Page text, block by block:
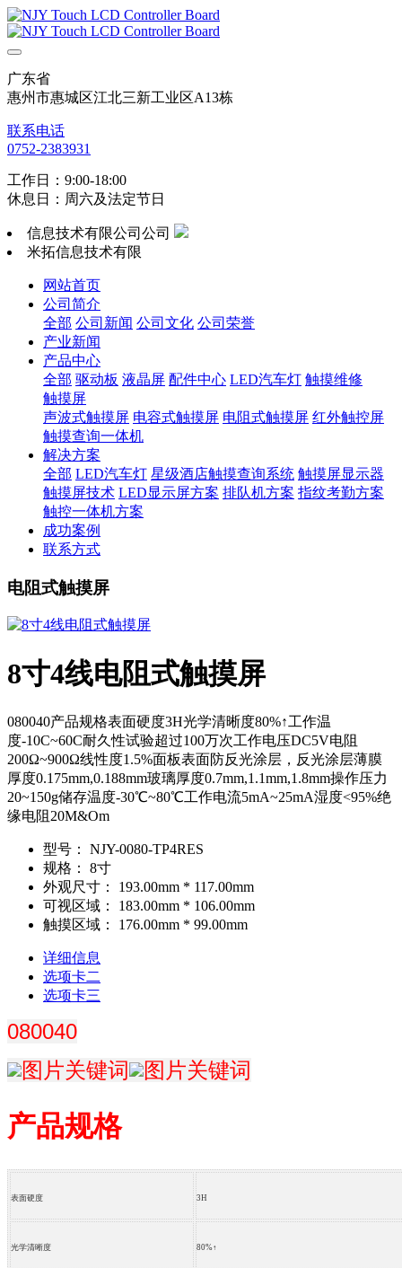
广东省
惠州市惠城区江北三新工业区A13栋
联系电话
0752-2383931
工作日：9:00-18:00
休息日：周六及法定节日
信息技术有限公司公司
米拓信息技术有限
网站首页
公司简介
全部 公司新闻 公司文化 公司荣誉
产业新闻
产品中心
全部 驱动板 液晶屏 配件中心 LED汽车灯 触摸维修
触摸屏
声波式触摸屏 电容式触摸屏 电阻式触摸屏 红外触控屏
触摸查询一体机
解决方案
全部 LED汽车灯 星级酒店触摸查询系统 触摸屏显示器
触摸屏技术 LED显示屏方案 排队机方案 指纹考勤方案
触控一体机方案
成功案例
联系方式
电阻式触摸屏
8寸4线电阻式触摸屏
080040产品规格表面硬度3H光学清晰度80%↑工作温
度-10C~60C耐久性试验超过100万次工作电压DC5V电阻
200Ω~900Ω线性度1.5%面板表面防反光涂层，反光涂层薄膜
厚度0.175mm,0.188mm玻璃厚度0.7mm,1.1mm,1.8mm操作压力
20~150g储存温度-30℃~80℃工作电流5mA~25mA湿度<95%绝
缘电阻20M&Om
型号：
NJY-0080-TP4RES
规格：
8寸
外观尺寸：
193.00mm * 117.00mm
可视区域：
183.00mm * 106.00mm
触摸区域：
176.00mm * 99.00mm
详细信息
选项卡二
选项卡三
080040
产品规格
表面硬度 3H
光学清晰度 80%↑